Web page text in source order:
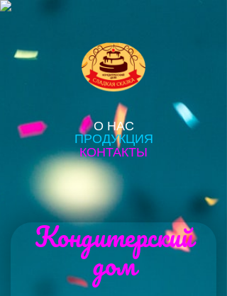
О НАС
ПРОДУКЦИЯ
КОНТАКТЫ
Кондитерский
дом